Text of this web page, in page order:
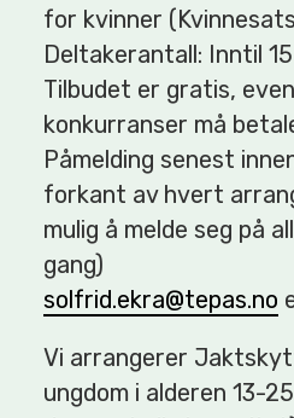
for kvinner
Deltakerantall: Inntil
Tilbudet er gratis,
konkurranser må
Påmelding senest
forkant av hvert
mulig å melde seg på
gang)
solfrid.ekra@tepas.no
Vi arrangerer
ungdom i alderen 13-